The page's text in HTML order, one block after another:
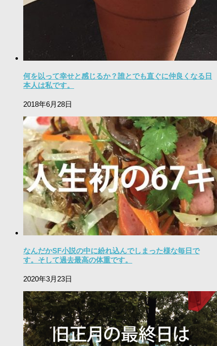
何を以って幸せと感じるか？誰とでも直ぐに仲良くなる日
本人は私です。
2018年6月28日
なんだかSF小説の中に紛れ込んでしまった様な毎日で
す。そして過去最高の体重です。
2020年3月23日